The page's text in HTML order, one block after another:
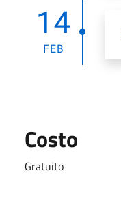
14
FEB
Costo
Gratuito